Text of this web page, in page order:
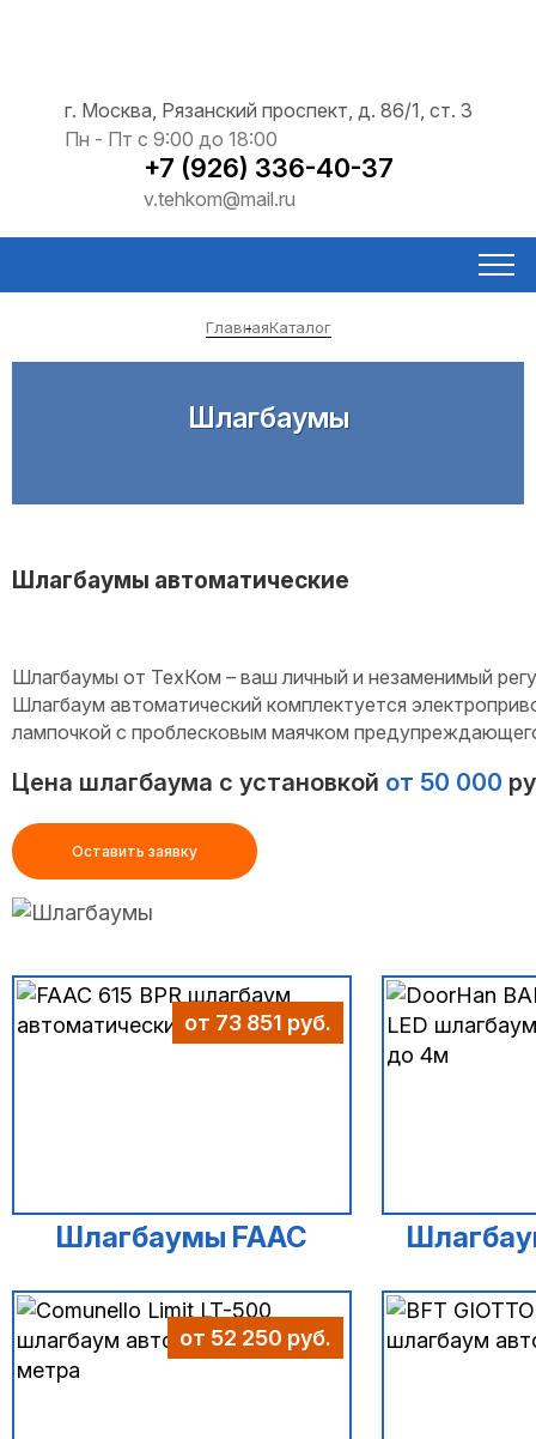
г. Москва, Рязанский проспект, д. 86/1, ст. 3
Пн - Пт с 9:00 до 18:00
+7 (926) 336-40-37
v.tehkom@mail.ru
ГлавнаяКаталог
Шлагбаумы
Шлагбаумы автоматические
Шлагбаумы от ТехКом – ваш личный и незаменимый
Шлагбаум автоматический комплектуется
лампочкой с проблесковым маячком
Цена шлагбаума с установкой от 50 000
Оставить заявку
от 73 851 руб.
Шлагбаумы FAAC
от 52 250 руб.